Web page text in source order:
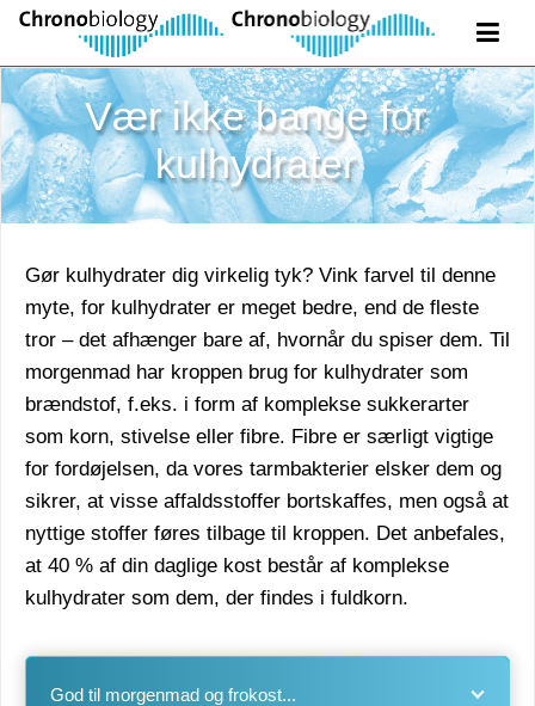
Vær ikke bange for
kulhydrater
Gør kulhydrater dig virkelig tyk? Vink farvel til denne
myte, for kulhydrater er meget bedre, end de fleste
tror – det afhænger bare af, hvornår du spiser dem. Til
morgenmad har kroppen brug for kulhydrater som
brændstof, f.eks. i form af komplekse sukkerarter
som korn, stivelse eller fibre. Fibre er særligt vigtige
for fordøjelsen, da vores tarmbakterier elsker dem og
sikrer, at visse affaldsstoffer bortskaffes, men også at
nyttige stoffer føres tilbage til kroppen. Det anbefales,
at 40 % af din daglige kost består af komplekse
kulhydrater som dem, der findes i fuldkorn.
God til morgenmad og frokost...